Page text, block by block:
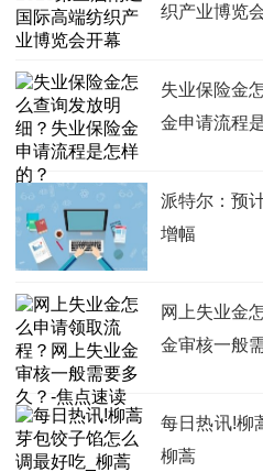
织产业博览
失业保险金
金申请流程
派特尔：预
增幅
网上失业金
金审核一般
每日热讯!柳
柳蒿